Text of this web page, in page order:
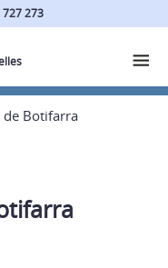
273
de Botifarra